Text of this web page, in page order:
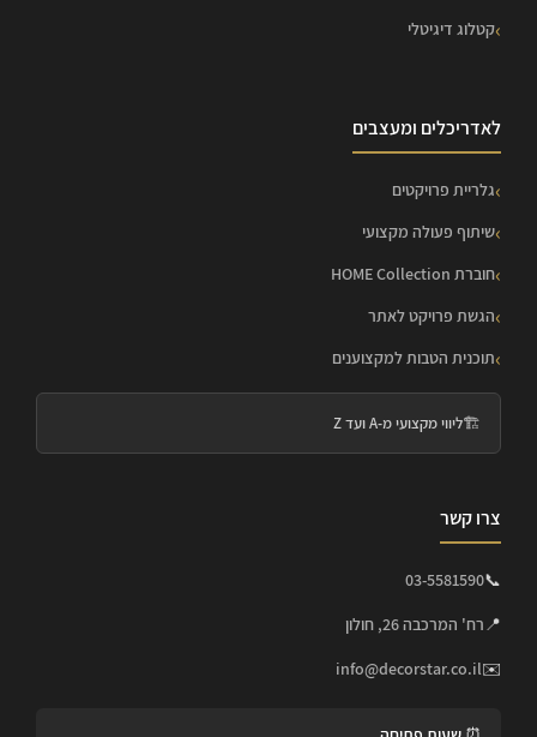
קטלוג דיגיטלי
לאדריכלים ומעצבים
גלריית פרויקטים
שיתוף פעולה מקצועי
חוברת HOME Collection
הגשת פרויקט לאתר
תוכנית הטבות למקצוענים
🏗️ליווי מקצועי מ-A ועד Z
צרו קשר
📞
03-5581590
📍רח' המרכבה 26, חולון
✉️
info@decorstar.co.il